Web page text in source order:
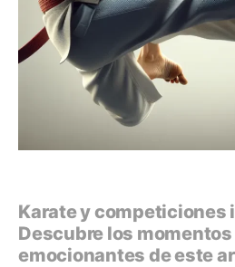
Karate y competiciones
Descubre los
emocionantes de este